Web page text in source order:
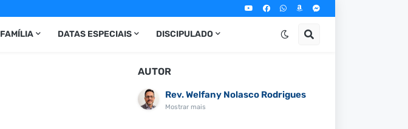
FAMÍLIA DATAS ESPECIAIS DISCIPULADO
AUTOR
Rev. Welfany Nolasco Rodrigues
Mostrar mais